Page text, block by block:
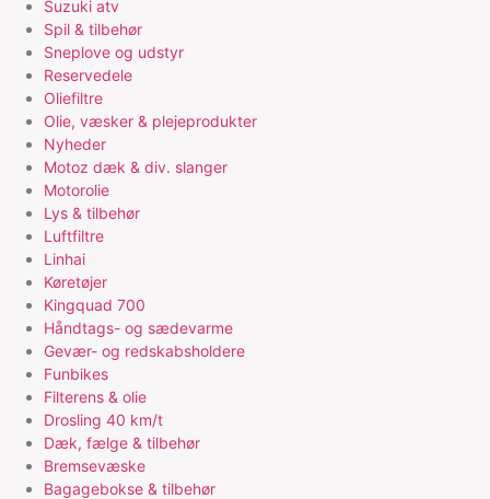
Suzuki atv
Spil & tilbehør
Sneplove og udstyr
Reservedele
Oliefiltre
Olie, væsker & plejeprodukter
Nyheder
Motoz dæk & div. slanger
Motorolie
Lys & tilbehør
Luftfiltre
Linhai
Køretøjer
Kingquad 700
Håndtags- og sædevarme
Gevær- og redskabsholdere
Funbikes
Filterens & olie
Drosling 40 km/t
Dæk, fælge & tilbehør
Bremsevæske
Bagagebokse & tilbehør